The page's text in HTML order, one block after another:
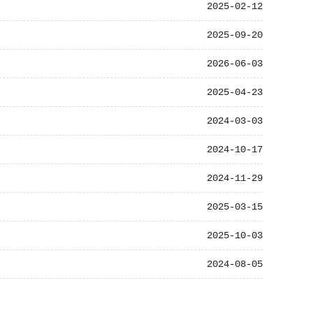
2025-02-12
2025-09-20
2026-06-03
2025-04-23
2024-03-03
2024-10-17
2024-11-29
2025-03-15
2025-10-03
2024-08-05